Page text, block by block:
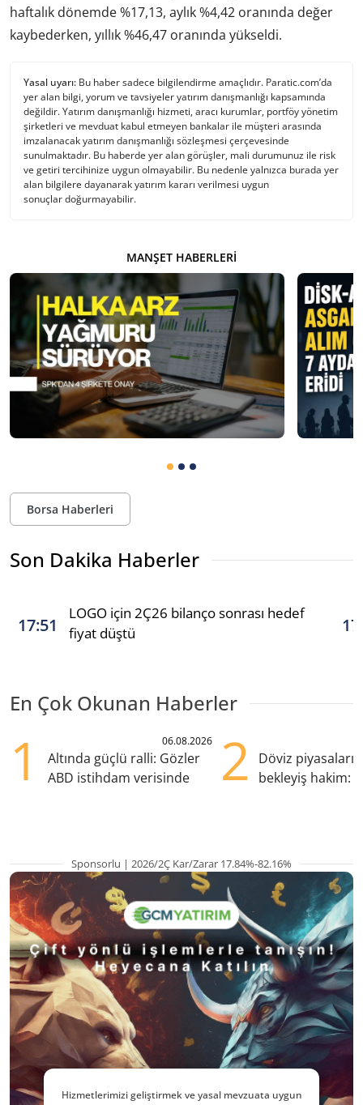
haftalık dönemde %17,13, aylık %4,42 oranında değer
kaybederken, yıllık %46,47 oranında yükseldi.
Yasal uyarı: Bu haber sadece bilgilendirme amaçlıdır. Paratic.com’da
yer alan bilgi, yorum ve tavsiyeler yatırım danışmanlığı kapsamında
değildir. Yatırım danışmanlığı hizmeti, aracı kurumlar, portföy yönetim
şirketleri ve mevduat kabul etmeyen bankalar ile müşteri arasında
imzalanacak yatırım danışmanlığı sözleşmesi çerçevesinde
sunulmaktadır. Bu haberde yer alan görüşler, mali durumunuz ile risk
ve getiri tercihinize uygun olmayabilir. Bu nedenle yalnızca burada yer
alan bilgilere dayanarak yatırım kararı verilmesi uygun
sonuçlar doğurmayabilir.
MANŞET HABERLERI
Borsa Haberleri
Son Dakika Haberler
17:51
LOGO için 2Ç26 bilanço sonrası hedef
fiyat düştü
En Çok Okunan Haberler
1 06.08.2026
Altında güçlü ralli: Gözler
ABD istihdam verisinde
2
Döviz
bekleyiş hakim:
Sponsorlu | 2026/2Ç Kar/Zarar 17.84%-82.16%
Hizmetlerimizi geliştirmek ve yasal mevzuata uygun